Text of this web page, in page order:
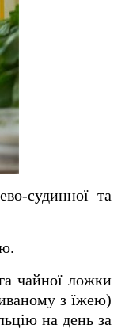
судинної та
чайної ложки
з їжею)
на день за